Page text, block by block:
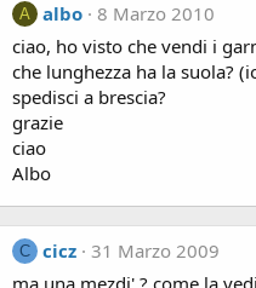
A albo 8 Marzo 2010
ciao, ho visto che vendi i
che lunghezza ha la suola?
spedisci a brescia?
grazie
ciao
Albo
C cicz 31 Marzo 2009
ma una mezdi' ? come la